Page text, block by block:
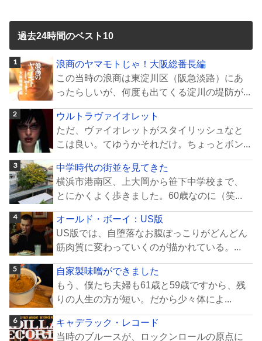
過去24時間のベスト10
浪商のヤマモトじゃ！大阪総番長編
この当時の浪商は東淀川区（阪急淡路）にあ
ったらしいが、何度も出てくる淀川の堤防が...
ウルトラヴァイオレット
ただ、ヴァイオレットがスタイリッシュなと
こは良い。てゆうかそれだけ。ちょっとボン...
中学時代の街並を見てきた
横浜市港南区、上大岡から笹下中学校まで、
とにかくよく歩きました。60歳なのに（笑...
オールド・ボーイ：US版
US版では、自堕落なお腹ぽっこりがどんどん
筋肉質に変わっていくのが描かれている。...
自家製味噌ができました
もう、僕たち夫婦も61歳と59歳ですから、残
りの人生の方が短い。だから少々体によ...
キャデラック・レコード
当時のブルースが、ロックンロールの原点に